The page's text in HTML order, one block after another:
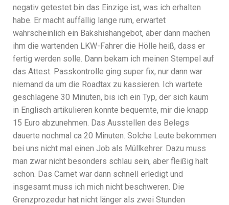
negativ getestet bin das Einzige ist, was ich erhalten
habe. Er macht auffällig lange rum, erwartet
wahrscheinlich ein Bakshishangebot, aber dann machen
ihm die wartenden LKW-Fahrer die Hölle heiß, dass er
fertig werden solle. Dann bekam ich meinen Stempel auf
das Attest. Passkontrolle ging super fix, nur dann war
niemand da um die Roadtax zu kassieren. Ich wartete
geschlagene 30 Minuten, bis ich ein Typ, der sich kaum
in Englisch artikulieren konnte bequemte, mir die knapp
15 Euro abzunehmen. Das Ausstellen des Belegs
dauerte nochmal ca 20 Minuten. Solche Leute bekommen
bei uns nicht mal einen Job als Müllkehrer. Dazu muss
man zwar nicht besonders schlau sein, aber fleißig halt
schon. Das Carnet war dann schnell erledigt und
insgesamt muss ich mich nicht beschweren. Die
Grenzprozedur hat nicht länger als zwei Stunden